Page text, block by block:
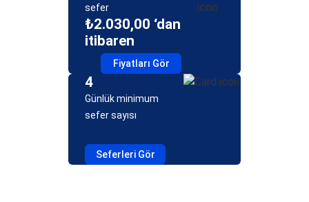
sefer
₺2.030,00 ‘dan
itibaren
Fiyatları Gör
4
Günlük minimum
sefer sayısı
Seferleri Gör